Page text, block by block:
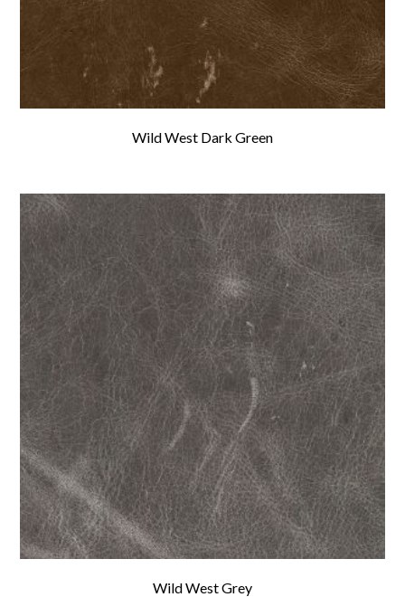
Wild West Dark Green
Wild West Grey